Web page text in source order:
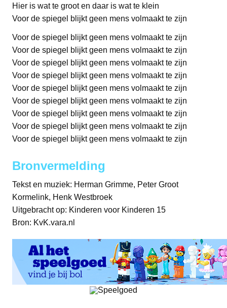
Hier is wat te groot en daar is wat te klein
Voor de spiegel blijkt geen mens volmaakt te zijn
Voor de spiegel blijkt geen mens volmaakt te zijn
Voor de spiegel blijkt geen mens volmaakt te zijn
Voor de spiegel blijkt geen mens volmaakt te zijn
Voor de spiegel blijkt geen mens volmaakt te zijn
Voor de spiegel blijkt geen mens volmaakt te zijn
Voor de spiegel blijkt geen mens volmaakt te zijn
Voor de spiegel blijkt geen mens volmaakt te zijn
Voor de spiegel blijkt geen mens volmaakt te zijn
Voor de spiegel blijkt geen mens volmaakt te zijn
Bronvermelding
Tekst en muziek: Herman Grimme, Peter Groot
Kormelink, Henk Westbroek
Uitgebracht op: Kinderen voor Kinderen 15
Bron: KvK.vara.nl